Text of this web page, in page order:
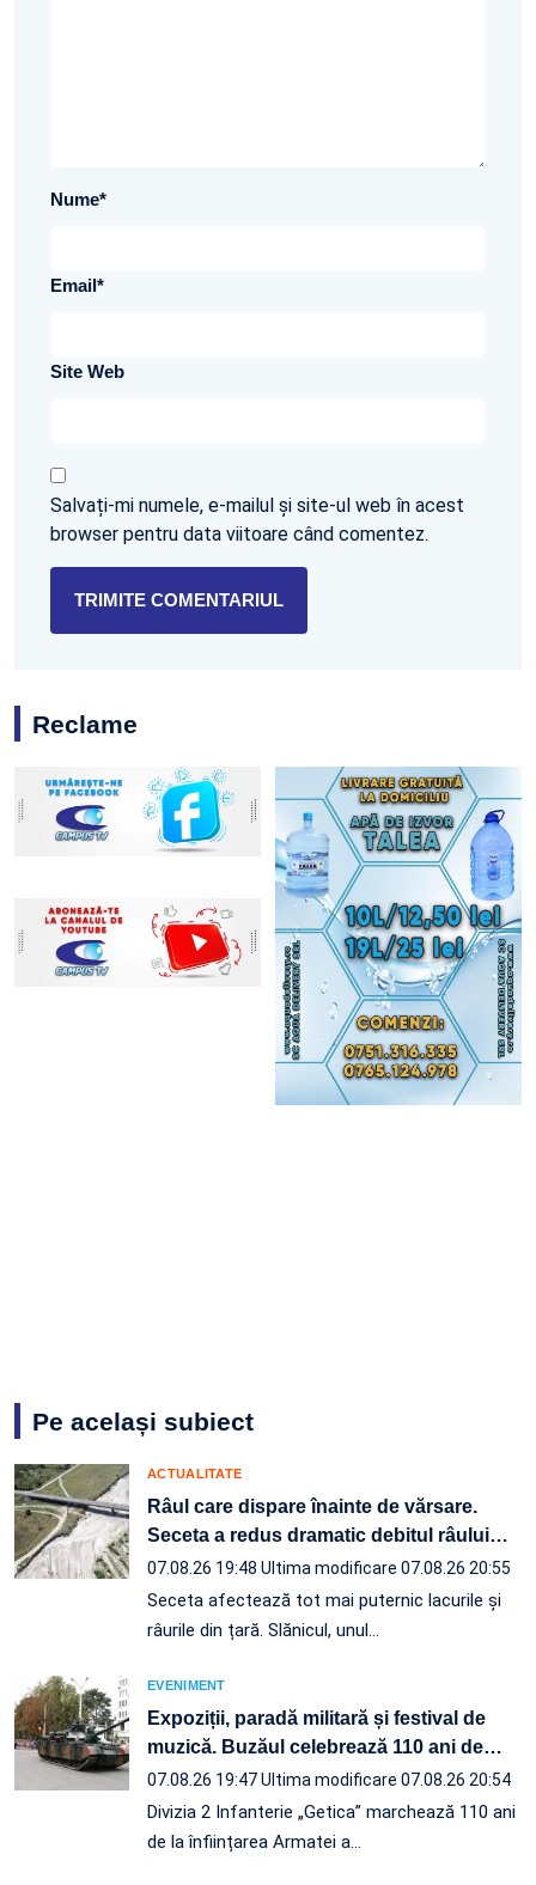
Nume*
Email*
Site Web
Salvați-mi numele, e-mailul și site-ul web în acest
browser pentru data viitoare când comentez.
Reclame
Pe același subiect
ACTUALITATE
Râul care dispare înainte de vărsare.
Seceta a redus dramatic debitul râului…
07.08.26 19:48 Ultima modificare 07.08.26 20:55
Seceta afectează tot mai puternic lacurile și
râurile din țară. Slănicul, unul…
EVENIMENT
Expoziții, paradă militară și festival de
muzică. Buzăul celebrează 110 ani de…
07.08.26 19:47Ultima modificare 07.08.26 20:54
Divizia 2 Infanterie „Getica” marchează 110 ani
de la înființarea Armatei a…